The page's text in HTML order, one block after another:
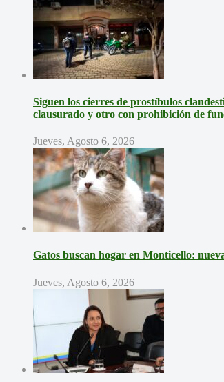
Siguen los cierres de prostíbulos
clausurado y otro con prohibición de
Jueves, Agosto 6, 2026
Gatos buscan hogar en Monticello:
Jueves, Agosto 6, 2026